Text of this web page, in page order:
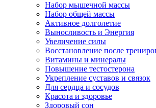
Набор мышечной массы
Набор общей массы
Активное долголетие
Выносливость и Энергия
Увеличение силы
Восстановление после
Витамины и минералы
Повышение тестостерона
Укрепление суставов и связок
Для сердца и сосудов
Красота и здоровье
Здоровый сон